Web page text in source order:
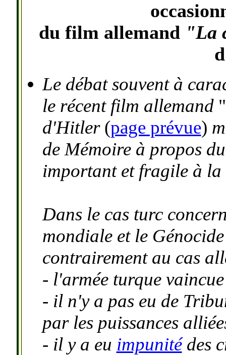
du film allemand "La
Le débat souvent à
le récent film allemand
d'Hitler(page prévue)
de Mémoire à propos
important et fragile à la
Dans le cas turc
mondiale et le
contrairement au cas
- l'armée turque
- il n'y a pas eu de
par les puissances
- il y a eu impunitédes